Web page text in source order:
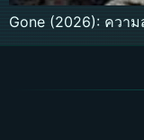
Gone (2026): ควา